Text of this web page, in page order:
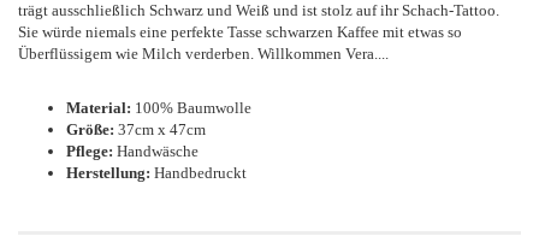
trägt ausschließlich Schwarz und Weiß und ist stolz auf ihr Schach-Tattoo.
Sie würde niemals eine perfekte Tasse schwarzen Kaffee mit etwas so
Überflüssigem wie Milch verderben. Willkommen Vera....
Material: 100% Baumwolle
Größe: 37cm x 47cm
Pflege: Handwäsche
Herstellung: Handbedruckt